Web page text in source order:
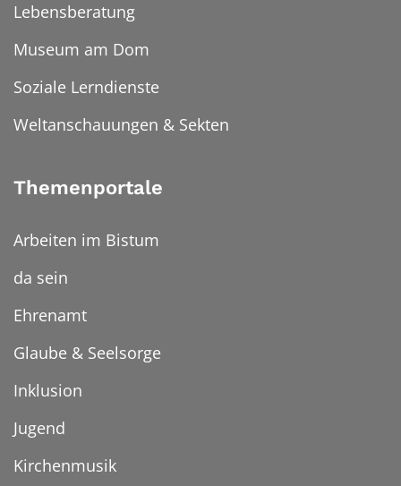
Lebensberatung
Museum am Dom
Soziale Lerndienste
Weltanschauungen & Sekten
Themenportale
Arbeiten im Bistum
da sein
Ehrenamt
Glaube & Seelsorge
Inklusion
Jugend
Kirchenmusik